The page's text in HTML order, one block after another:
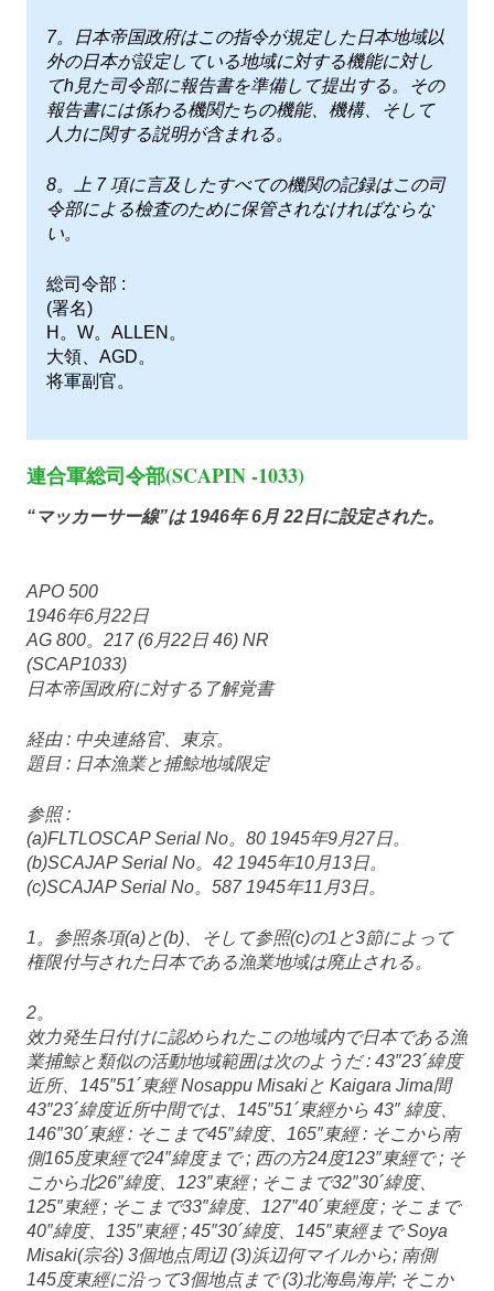
7。日本帝国政府はこの指令が規定した日本地域以
外の日本が設定している地域に対する機能に対し
てh見た司令部に報告書を準備して提出する。その
報告書には係わる機関たちの機能、機構、そして
人力に関する説明が含まれる。
8。上 7 項に言及したすべての機関の記録はこの司
令部による檢査のために保管されなければならな
い。
総司令部 :
(署名)
H。W。ALLEN。
大領、AGD。
将軍副官。
連合軍総司令部(SCAPIN -1033)
“マッカーサー線”は 1946年 6月 22日に設定された。
APO 500
1946年6月22日
AG 800。217 (6月22日 46) NR
(SCAP1033)
日本帝国政府に対する了解覚書
経由 : 中央連絡官、東京。
題目 : 日本漁業と捕鯨地域限定
参照 :
(a)FLTLOSCAP Serial No。80 1945年9月27日。
(b)SCAJAP Serial No。42 1945年10月13日。
(c)SCAJAP Serial No。587 1945年11月3日。
1。参照条項(a)と(b)、そして参照(c)の1と3節によって
権限付与された日本である漁業地域は廃止される。
2。
效力発生日付けに認められたこの地域内で日本である漁
業捕鯨と類似の活動地域範囲は次のようだ : 43″23´緯度
近所、145″51´東經 Nosappu Misakiと Kaigara Jima間
43″23´緯度近所中間では、145″51´東經から 43″ 緯度、
146″30´東經 : そこまで45″緯度、165″東經 : そこから南
側165度東經で24″緯度まで ; 西の方24度123″東經で ; そ
こから北26″緯度、123″東經 ; そこまで32″30´緯度、
125″東經 ; そこまで33″緯度、127″40´東經度 ; そこまで
40″緯度、135″東經 ; 45″30´緯度、145″東經まで Soya
Misaki(宗谷) 3個地点周辺 (3)浜辺何マイルから; 南側
145度東經に沿って3個地点まで (3)北海島海岸; そこか